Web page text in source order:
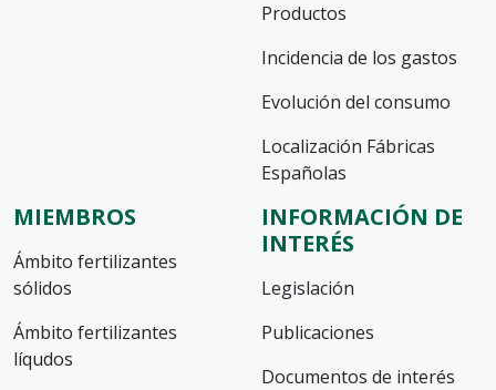
Productos
Incidencia de los gastos
Evolución del consumo
Localización Fábricas
Españolas
MIEMBROS
Ámbito fertilizantes
sólidos
Ámbito fertilizantes
líqudos
INFORMACIÓN DE
INTERÉS
Legislación
Publicaciones
Documentos de interés